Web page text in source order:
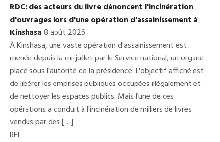
RDC: des acteurs du livre dénoncent l'incinération
d'ouvrages lors d'une opération d'assainissement à
Kinshasa8 août 2026
À Kinshasa, une vaste opération d'assainissement est
menée depuis la mi-juillet par le Service national, un organe
placé sous l'autorité de la présidence. L'objectif affiché est
de libérer les emprises publiques occupées illégalement et
de nettoyer les espaces publics. Mais l'une de ces
opérations a conduit à l'incinération de milliers de livres
vendus par des […]
RFI